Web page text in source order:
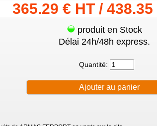
365.29 € HT / 438.35
produit en Stock
Délai 24h/48h express.
Quantité: